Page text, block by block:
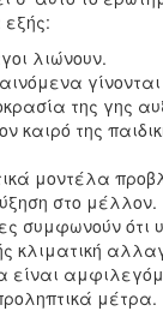
λιώνουν.
της γης
καιρό της
μοντέλα
στο μέλλον.
συμφωνούν ότι
κλιματική
είναι
μέτρα.